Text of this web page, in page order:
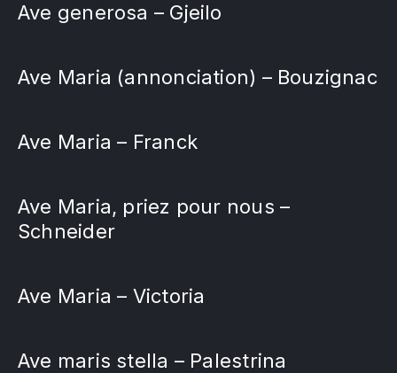
Ave generosa – Gjeilo
Ave Maria (annonciation) – Bouzignac
Ave Maria – Franck
Ave Maria, priez pour nous –
Schneider
Ave Maria – Victoria
Ave maris stella – Palestrina